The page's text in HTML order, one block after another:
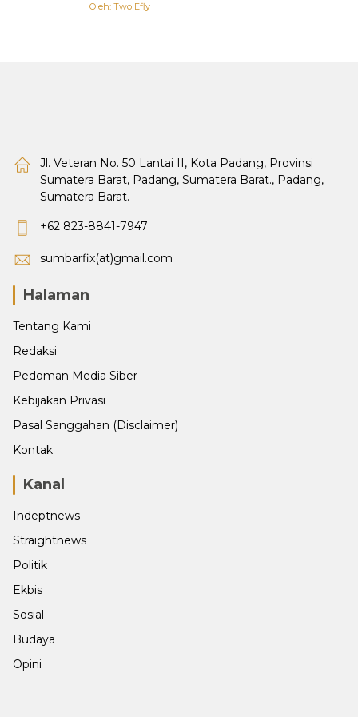
Oleh: Two Efly
Jl. Veteran No. 50 Lantai II, Kota Padang, Provinsi
Sumatera Barat, Padang, Sumatera Barat., Padang,
Sumatera Barat.
+62 823-8841-7947
sumbarfix(at)gmail.com
Halaman
Tentang Kami
Redaksi
Pedoman Media Siber
Kebijakan Privasi
Pasal Sanggahan (Disclaimer)
Kontak
Kanal
Indeptnews
Straightnews
Politik
Ekbis
Sosial
Budaya
Opini